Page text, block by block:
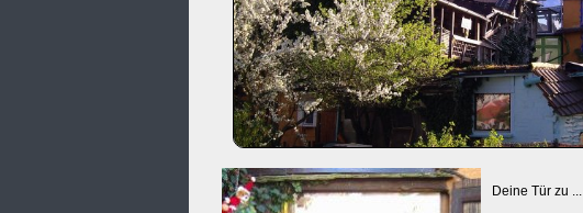
Deine Tür zu ...